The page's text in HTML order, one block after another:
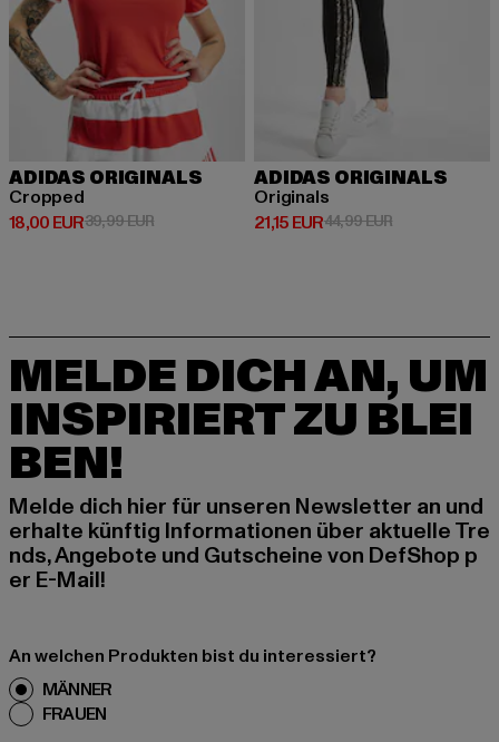
ADIDAS ORIGINALS
Cropped
18,00 EUR
Derzeitiger Preis: 18,00 EUR
39,99 EURAktionspreis: 39,99 EUR
ADIDAS ORIGINALS
Originals
21,15 EUR
Derzeitiger Preis: 21,15 EUR
44,99 EURAktionspreis:
MELDE DICH AN, UM
INSPIRIERT ZU BLEI
BEN!
Melde dich hier für unseren Newsletter an und
erhalte künftig Informationen über aktuelle Tre
nds, Angebote und Gutscheine von DefShop p
er E-Mail!
An welchen Produkten bist du interessiert?
MÄNNER
FRAUEN